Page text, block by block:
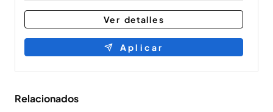
Ver detalles
Aplicar
Relacionados